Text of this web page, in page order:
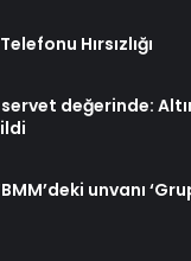
Hırsızlığı
değerinde:
unvanı